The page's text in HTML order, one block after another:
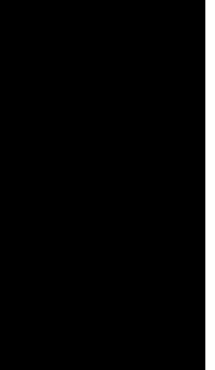
melhores
e
com a
desejar: